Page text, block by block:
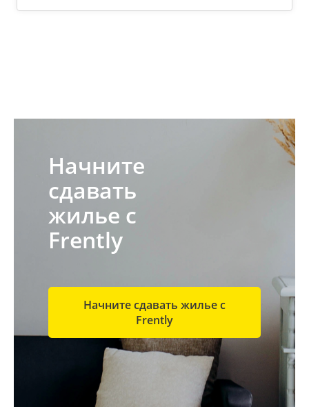
Начните
сдавать
жилье с
Frently
Начните сдавать жилье с
Frently